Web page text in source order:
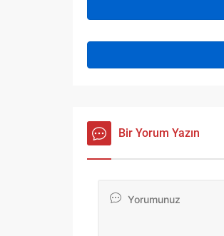
Bir Yorum Yazın